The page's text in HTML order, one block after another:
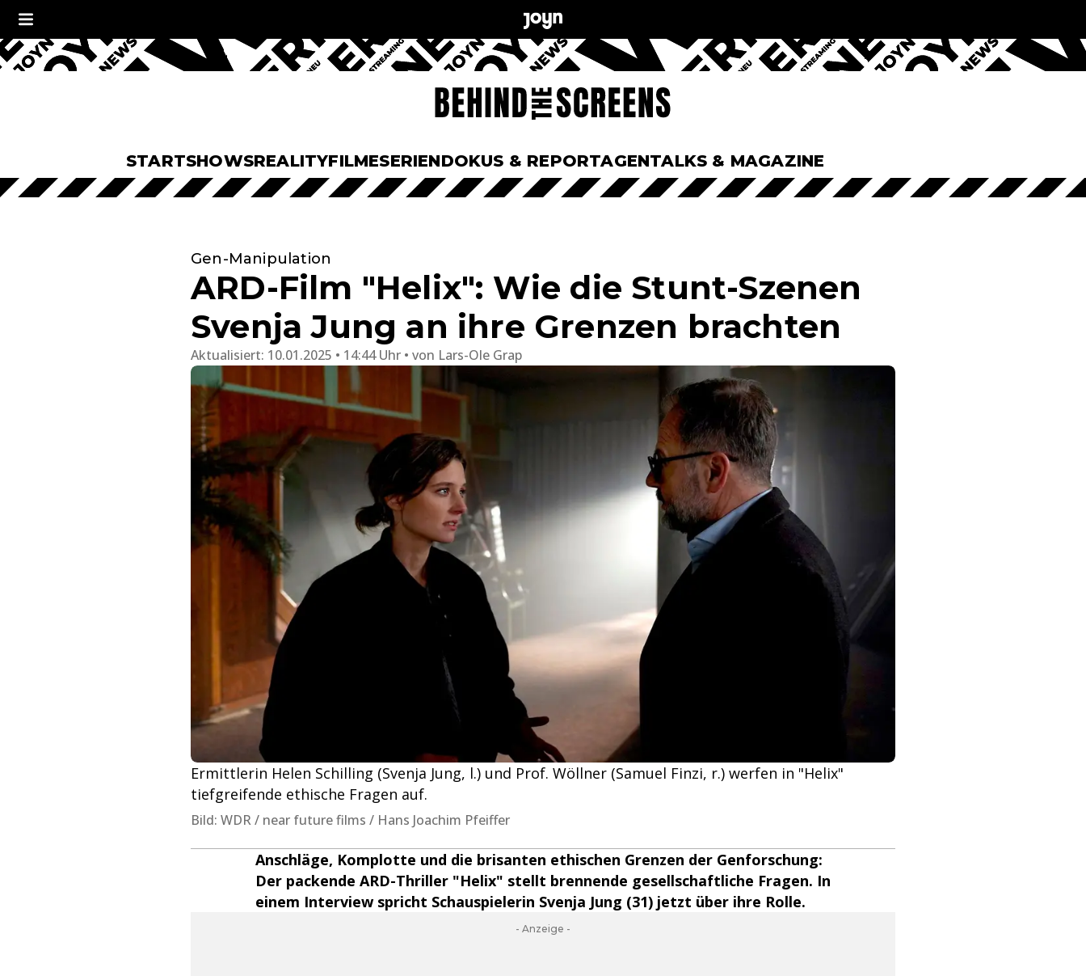
STARTSHOWSREALITYFILMESERIENDOKUS & REPORTAGENTALKS & MAGAZINE
Gen-Manipulation
ARD-Film "Helix": Wie die Stunt-Szenen
Svenja Jung an ihre Grenzen brachten
Aktualisiert: 10.01.2025 • 14:44 Uhr von Lars-Ole Grap
Ermittlerin Helen Schilling (Svenja Jung, l.) und Prof. Wöllner (Samuel Finzi, r.) werfen in "Helix"
tiefgreifende ethische Fragen auf.
Bild: WDR / near future films / Hans Joachim Pfeiffer
Anschläge, Komplotte und die brisanten ethischen Grenzen der Genforschung:
Der packende ARD-Thriller "Helix" stellt brennende gesellschaftliche Fragen. In
einem Interview spricht Schauspielerin Svenja Jung (31) jetzt über ihre Rolle.
- Anzeige -